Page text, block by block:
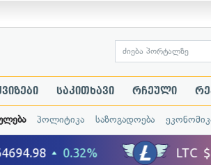
საკითხავი რჩეული
პოლიტიკა საზოგადოება